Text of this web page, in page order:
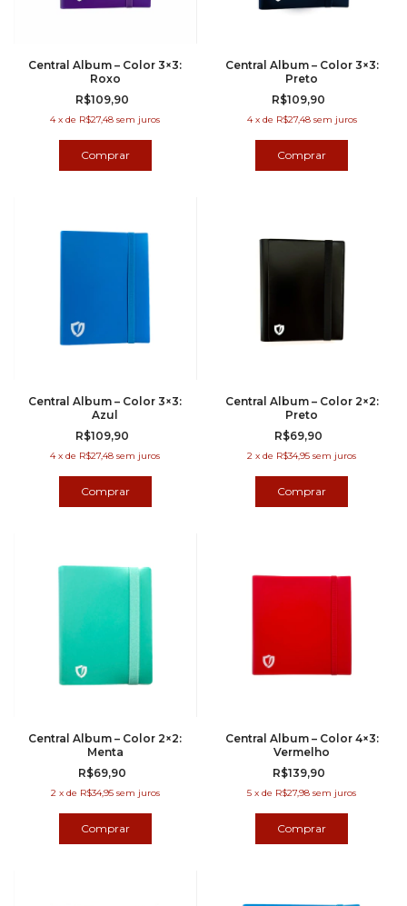
Central Album – Color 3×3:
Roxo
R$109,90
4 xde R$27,48 sem juros
Central Album – Color 3×3:
Preto
R$109,90
4 x de R$27,48 sem juros
Central Album – Color 3×3:
Azul
R$109,90
4 xde R$27,48 sem juros
Central Album – Color 2×2:
Preto
R$69,90
2 xde R$34,95 sem juros
Central Album – Color 2×2:
Menta
R$69,90
2 x de R$34,95 sem juros
Central Album – Color 4×3:
Vermelho
R$139,90
5 xde R$27,98 sem juros